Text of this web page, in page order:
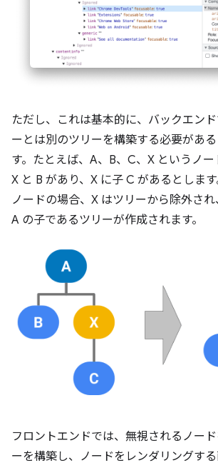
ただし、これは基本的に、バックエン
ーとは別のツリーを構築する必要があ
す。たとえば、A、B、C、X というノ
X と B があり、X に子 C があるとしま
ノードの場合、X はツリーから除外さ
A の子であるツリーが作成されます。
フロントエンドでは、無視されるノー
ーを構築し、ノードをレンダリングす